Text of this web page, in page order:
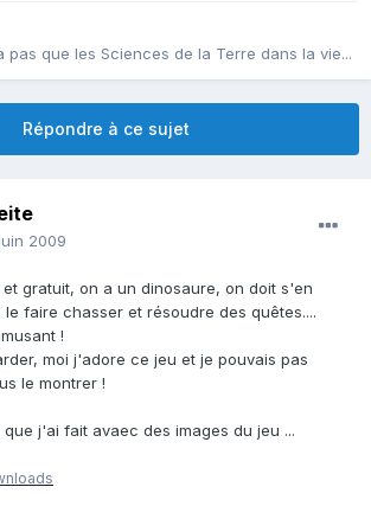
pas que les Sciences de la Terre dans la vie...
Répondre à ce sujet
2009
gratuit, on a un dinosaure, on doit s'en
faire chasser et résoudre des quêtes....
!
moi j'adore ce jeu et je pouvais pas
le montrer !
j'ai fait avaec des images du jeu ...